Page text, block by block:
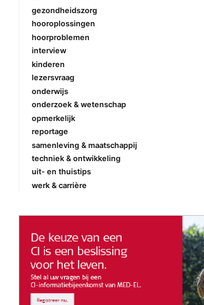
gezondheidszorg
hooroplossingen
hoorproblemen
interview
kinderen
lezersvraag
onderwijs
onderzoek & wetenschap
opmerkelijk
reportage
samenleving & maatschappij
techniek & ontwikkeling
uit- en thuistips
werk & carrière